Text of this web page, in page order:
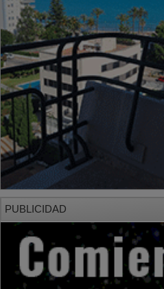
PUBLICIDAD